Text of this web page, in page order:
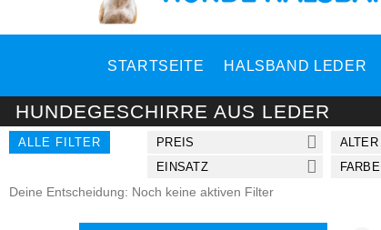
STARTSEITE HALSBAND LEDER
HUNDEGESCHIRRE AUS LEDER
ALLE FILTER PREIS
EINSATZ
FARBE
Deine Entscheidung: Noch keine aktiven Filter